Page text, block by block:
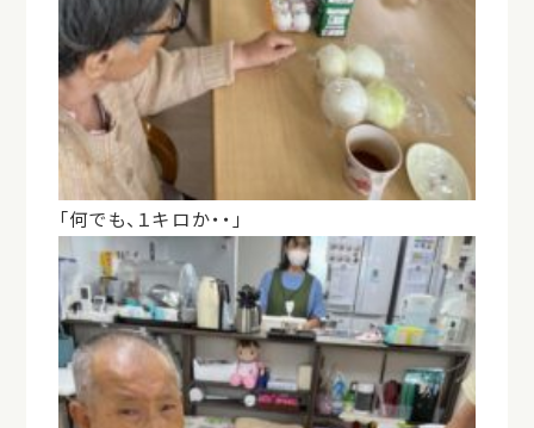
「何でも、１キロか・・」